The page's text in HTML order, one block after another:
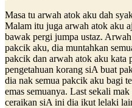
Masa tu arwah atok aku dah
Malam itu juga arwah atok aku
bawak pergi jumpa ustaz.
pakcik aku, dia muntahkan
pakcik dan arwah atok aku kata
pengetahuan korang siA buat
dia nak semua pakcik aku bagi
emas semuanya. Last sekali
ceraikan siA ini dia ikut lelaki